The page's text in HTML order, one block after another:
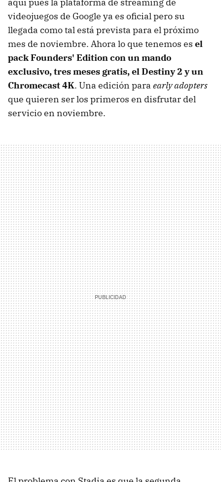
videojuegos de Google ya es oficial pero su
llegada como tal está prevista para el próximo
mes de noviembre. Ahora lo que tenemos es el
pack Founders' Edition con un mando
exclusivo, tres meses gratis, el Destiny 2 y un
Chromecast 4K. Una edición para early adopters
que quieren ser los primeros en disfrutar del
servicio en noviembre.